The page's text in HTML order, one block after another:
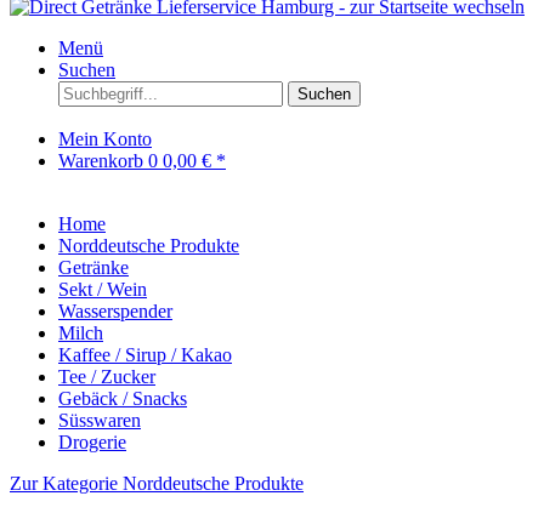
Menü
Suchen
Suchen
Mein Konto
Warenkorb 0 0,00 € *
Home
Norddeutsche Produkte
Getränke
Sekt / Wein
Wasserspender
Milch
Kaffee / Sirup / Kakao
Tee / Zucker
Gebäck / Snacks
Süsswaren
Drogerie
Zur Kategorie Norddeutsche Produkte